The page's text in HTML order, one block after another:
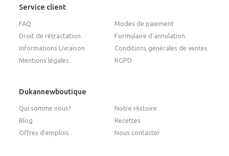
Service client
FAQ
Modes de paiement
Droit de rétractation
Formulaire d'annulation
Informations Livraison
Conditions générales de ventes
Mentions légales
RGPD
Dukannewboutique
Qui somme nous?
Notre Histoire
Blog
Recettes
Offres d'emplois
Nous contacter